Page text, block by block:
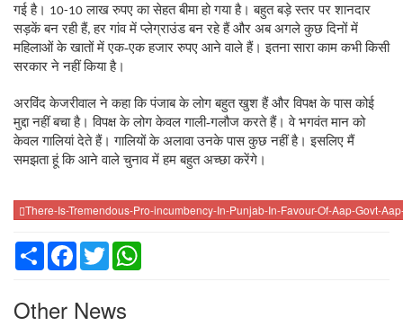
गई है। 10-10 लाख रुपए का सेहत बीमा हो गया है। बहुत बड़े स्तर पर शानदार
सड़कें बन रही हैं,हर गांव में प्लेग्राउंड बन रहे हैं और अब अगले कुछ दिनों में
महिलाओं के खातों में एक-एक हजार रुपए आने वाले हैं। इतना सारा काम कभी किसी
सरकार ने नहीं किया है।
अरविंद केजरीवाल ने कहा कि पंजाब के लोग बहुत खुश हैं और विपक्ष के पास कोई
मुद्दा नहीं बचा है। विपक्ष के लोग केवल गाली-गलौज करते हैं। वे भगवंत मान को
केवल गालियां देते हैं। गालियों के अलावा उनके पास कुछ नहीं है। इसलिए मैं
समझता हूं कि आने वाले चुनाव में हम बहुत अच्छा करेंगे।
There-Is-Tremendous-Pro-incumbency-In-Punjab-In-Favour-Of-Aap-Govt-
Share Facebook
Twitter
Other News